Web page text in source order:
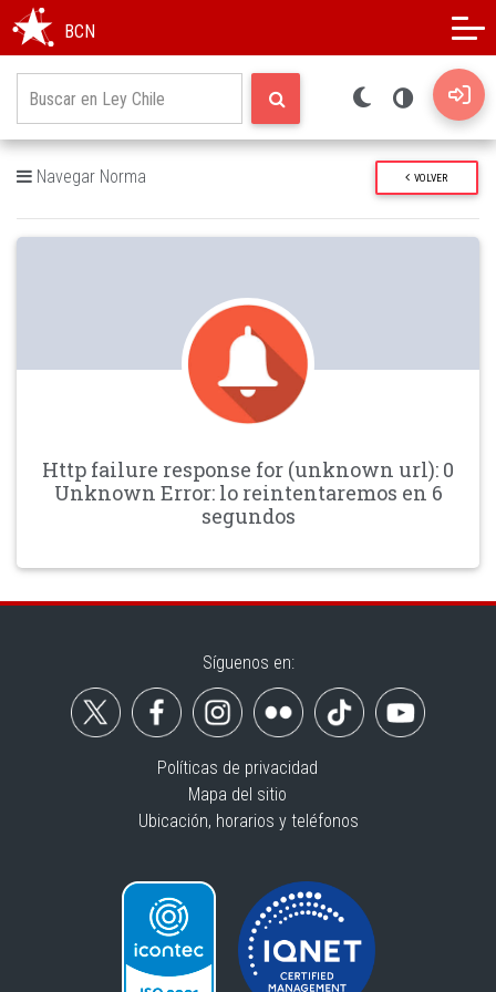
BCN
Navegar Norma VOLVER
Http failure response for (unknown url): 0
Unknown Error: lo reintentaremos en 6
segundos
Síguenos en:
Políticas de privacidad
Mapa del sitio
Ubicación, horarios y teléfonos